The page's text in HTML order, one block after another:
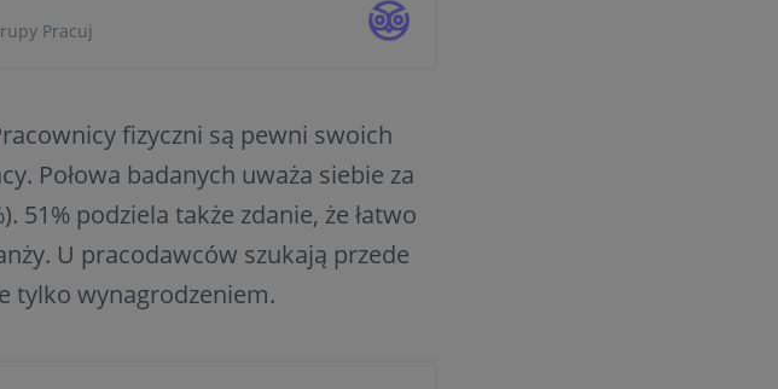
Pracuj
fizyczni są pewni swoich
Połowa badanych uważa siebie za
51% podziela także zdanie, że łatwo
U pracodawców szukają przede
tylko wynagrodzeniem.